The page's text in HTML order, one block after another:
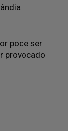
pode ser
provocado